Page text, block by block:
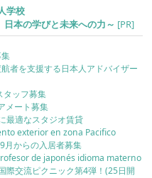
学校
日本の学びと未来への力～ [PR]
者を支援する日本人アドバイザー
タッフ募集
メート募集
最適なスタジオ賃貸
exterior en zona Pacifico
月からの入居者募集
de japonés idioma materno
際交流ピクニック第4弾！(25日開